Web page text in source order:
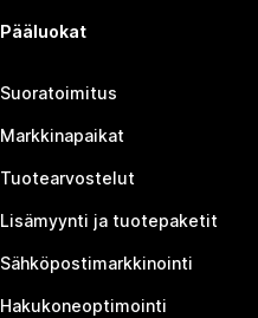
Pääluokat
Suoratoimitus
Markkinapaikat
Tuotearvostelut
Lisämyynti ja tuotepaketit
Sähköpostimarkkinointi
Hakukoneoptimointi